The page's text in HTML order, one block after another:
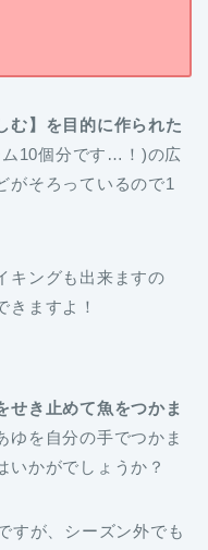
む】を目的に作られた
10個分です…！)の広
がそろっているので1
キングも出来ますの
きますよ！
せき止めて魚をつかま
ゆを自分の手でつかま
いかがでしょうか？
すが、シーズン外でも